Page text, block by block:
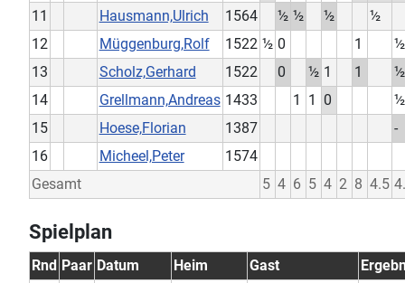
11
Hausmann,Ulrich 1564 ½ ½ ½
½
12
Müggenburg,Rolf 1522 ½ 0 1
½
13
Scholz,Gerhard 1522 0 ½ 1 1
½
14
Grellmann,Andreas 1433 1 1 0
½
15
Hoese,Florian 1387
-
16
Micheel,Peter
1574
Gesamt
5 4 6 5 4 2 8 4.5
Spielplan
Rnd Paar Datum Heim Gast